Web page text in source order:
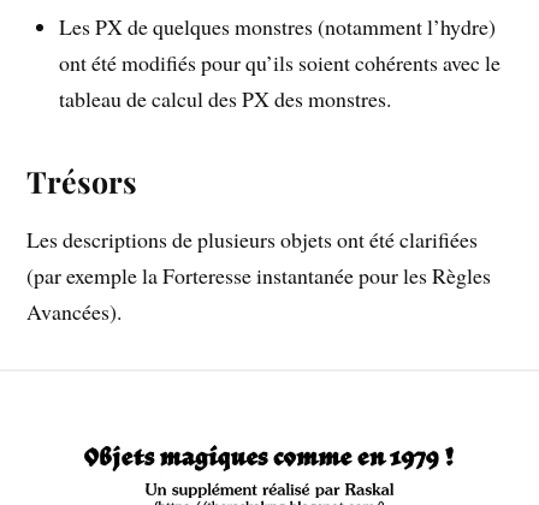
Les PX de quelques monstres (notamment l’hydre)
ont été modifiés pour qu’ils soient cohérents avec le
tableau de calcul des PX des monstres.
Trésors
Les descriptions de plusieurs objets ont été clarifiées
(par exemple la Forteresse instantanée pour les Règles
Avancées).